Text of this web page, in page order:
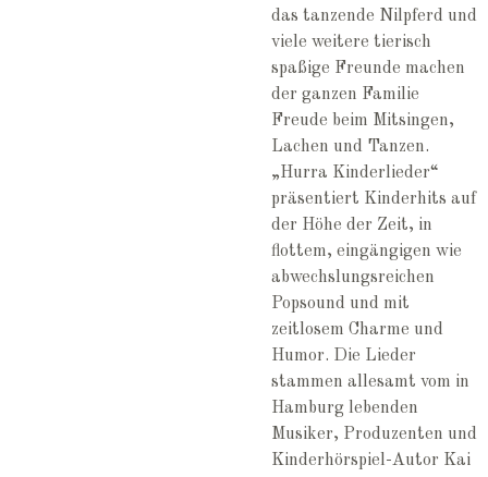
das tanzende Nilpferd und
viele weitere tierisch
spaßige Freunde machen
der ganzen Familie
Freude beim Mitsingen,
Lachen und Tanzen.
„Hurra Kinderlieder“
präsentiert Kinderhits auf
der Höhe der Zeit, in
flottem, eingängigen wie
abwechslungsreichen
Popsound und mit
zeitlosem Charme und
Humor. Die Lieder
stammen allesamt vom in
Hamburg lebenden
Musiker, Produzenten und
Kinderhörspiel-Autor Kai